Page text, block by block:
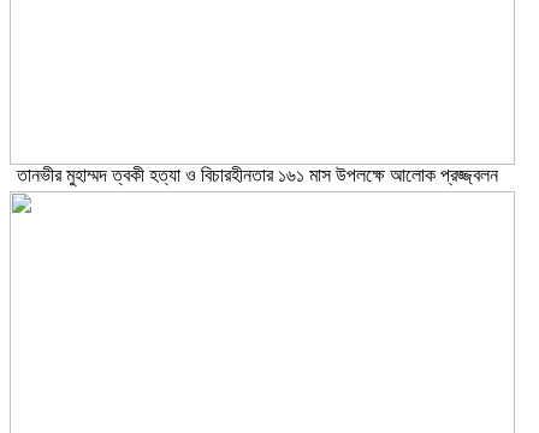
তানভীর মুহাম্মদ ত্বকী হত্যা ও বিচারহীনতার ১৬১ মাস উপলক্ষে আলোক প্রজ্জ্বলন